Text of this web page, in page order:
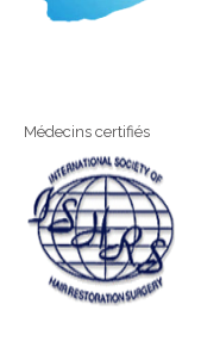
Médecins certifiés